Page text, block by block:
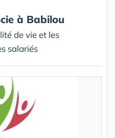
à Babilou
de vie et les
salariés